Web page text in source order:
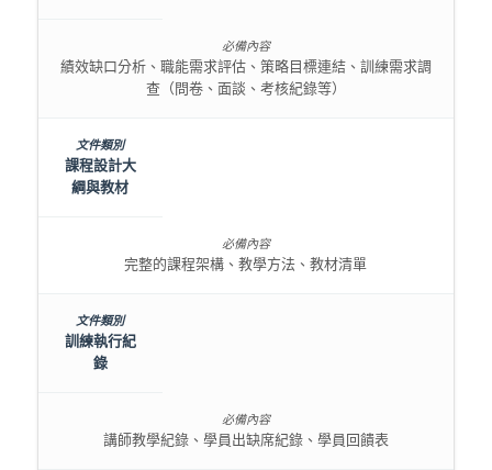
績效缺口分析、職能需求評估、策略目標連結、訓練需求調
查（問卷、面談、考核紀錄等）
課程設計大
綱與教材
完整的課程架構、教學方法、教材清單
訓練執行紀
錄
講師教學紀錄、學員出缺席紀錄、學員回饋表